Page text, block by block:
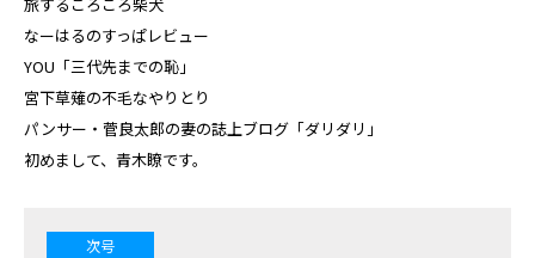
なーはるのすっぱレビュー
YOU「三代先までの恥」
宮下草薙の不毛なやりとり
パンサー・菅良太郎の妻の誌上ブログ「ダリダリ」
初めまして、青木瞭です。
次号